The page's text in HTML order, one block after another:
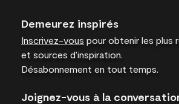
Demeurez inspirés
Inscrivez-vous pour obtenir les plus
et sources d’inspiration.
Désabonnement en tout temps.
Joignez-vous à la